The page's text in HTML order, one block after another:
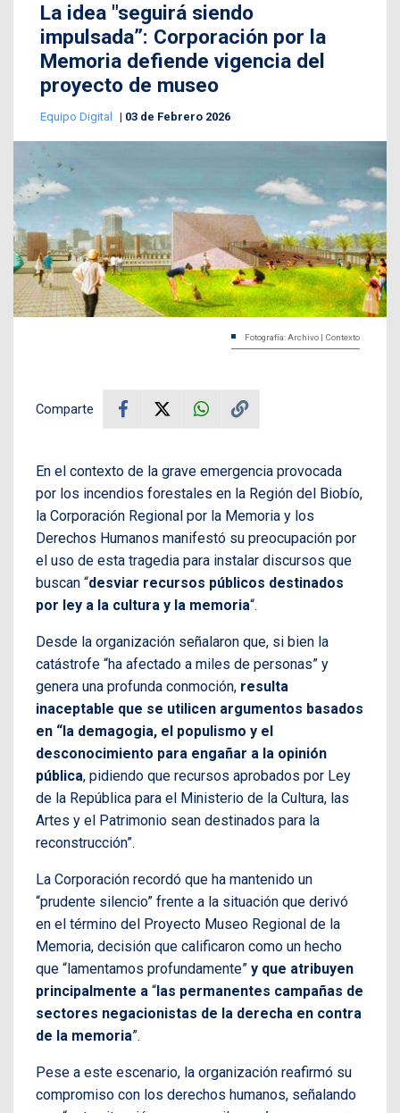
La idea "seguirá siendo
impulsada”: Corporación por la
Memoria defiende vigencia del
proyecto de museo
Equipo Digital 03 de Febrero 2026
Fotografía: Archivo | Contexto
Comparte
En el contexto de la grave emergencia provocada
por los incendios forestales en la Región del Biobío,
la Corporación Regional por la Memoria y los
Derechos Humanos manifestó su preocupación por
el uso de esta tragedia para instalar discursos que
buscan “desviar recursos públicos destinados
por ley a la cultura y la memoria“.
Desde la organización señalaron que, si bien la
catástrofe “ha afectado a miles de personas” y
genera una profunda conmoción, resulta
inaceptable que se utilicen argumentos basados
en “la demagogia, el populismo y el
desconocimiento para engañar a la opinión
pública, pidiendo que recursos aprobados por Ley
de la República para el Ministerio de la Cultura, las
Artes y el Patrimonio sean destinados para la
reconstrucción”.
La Corporación recordó que ha mantenido un
“prudente silencio” frente a la situación que derivó
en el término del Proyecto Museo Regional de la
Memoria, decisión que calificaron como un hecho
que “lamentamos profundamente” y que atribuyen
principalmente a “las permanentes campañas de
sectores negacionistas de la derecha en contra
de la memoria”.
Pese a este escenario, la organización reafirmó su
compromiso con los derechos humanos, señalando